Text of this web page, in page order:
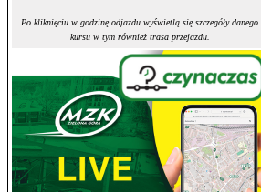
Po kliknięciu w godzinę odjazdu wyświetlą się szczegóły danego
kursu w tym również trasa przejazdu.